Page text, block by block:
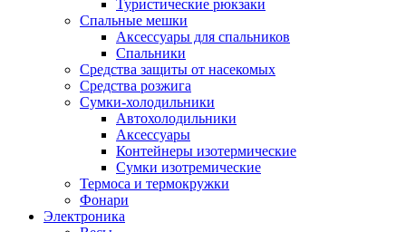
Туристические рюкзаки
Спальные мешки
Аксессуары для спальников
Спальники
Средства защиты от насекомых
Средства розжига
Сумки-холодильники
Автохолодильники
Аксессуары
Контейнеры изотермические
Сумки изотремические
Термоса и термокружки
Фонари
Электроника